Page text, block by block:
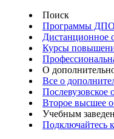
Поиск
Программы ДПО
Дистанционное
Курсы
О
Все о
Послевузовское
Второе высшее
Учебным
Подключайтесь